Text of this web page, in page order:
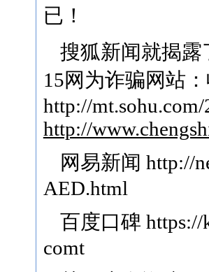
已！
搜狐新闻就揭
15网为诈骗网站
http://
http://
网易新闻 http://
AED.html
百度口碑 https://
comt